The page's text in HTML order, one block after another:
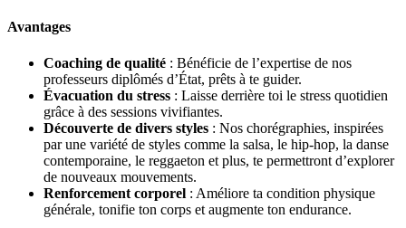
Avantages
Coaching de qualité : Bénéficie de l’expertise de nos
professeurs diplômés d’État, prêts à te guider.
Évacuation du stress : Laisse derrière toi le stress quotidien
grâce à des sessions vivifiantes.
Découverte de divers styles : Nos chorégraphies, inspirées
par une variété de styles comme la salsa, le hip-hop, la danse
contemporaine, le reggaeton et plus, te permettront d’explorer
de nouveaux mouvements.
Renforcement corporel : Améliore ta condition physique
générale, tonifie ton corps et augmente ton endurance.